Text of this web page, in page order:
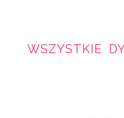
WSZYSTKIE